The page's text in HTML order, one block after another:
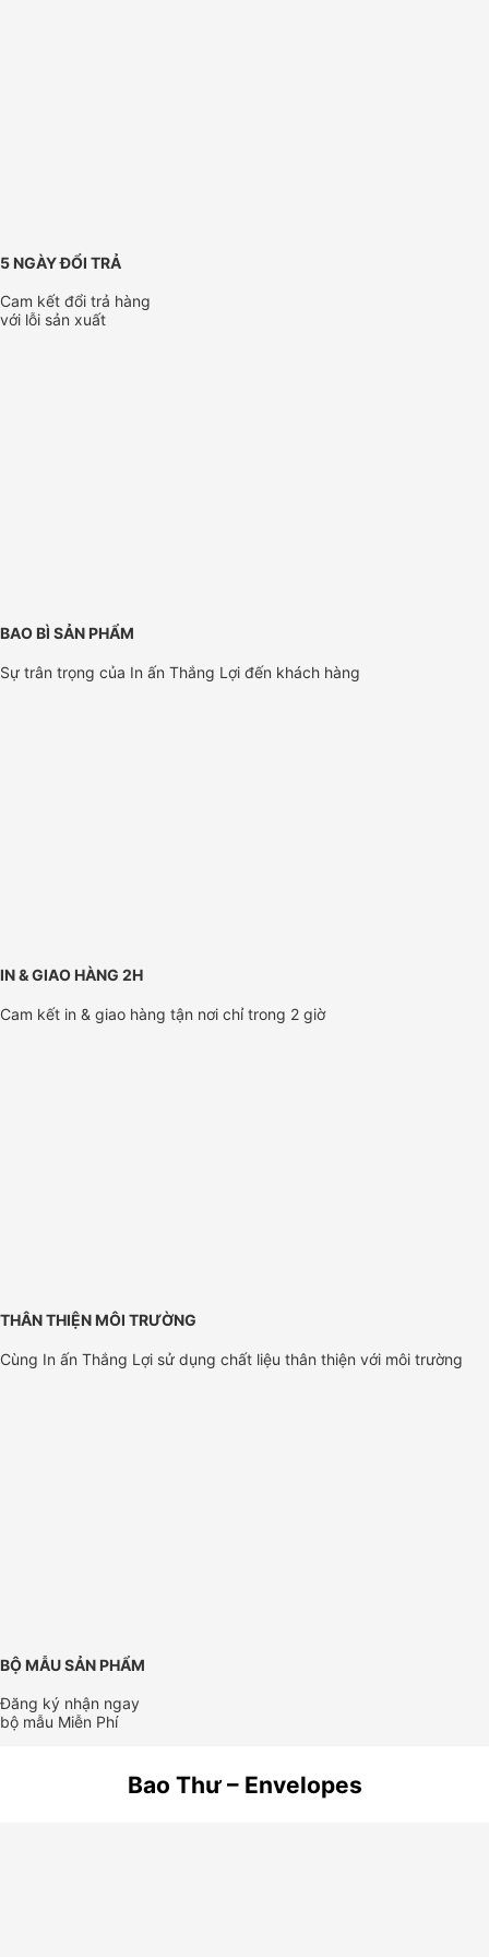
5 NGÀY ĐỔI TRẢ
Cam kết đổi trả hàng
với lỗi sản xuất
BAO BÌ SẢN PHẨM
Sự trân trọng của In ấn Thắng Lợi đến khách hàng
IN & GIAO HÀNG 2H
Cam kết in & giao hàng tận nơi chỉ trong 2 giờ
THÂN THIỆN MÔI TRƯỜNG
Cùng In ấn Thắng Lợi sử dụng chất liệu thân thiện với môi trường
BỘ MẪU SẢN PHẨM
Đăng ký nhận ngay
bộ mẫu Miễn Phí
Bao Thư – Envelopes